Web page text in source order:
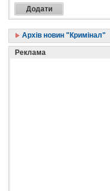
Архів новин "Кримінал"
Реклама